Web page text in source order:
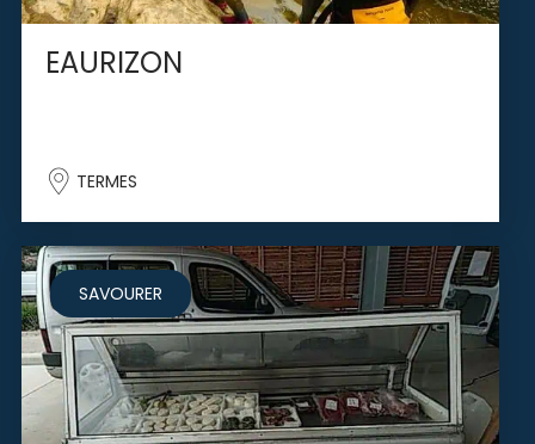
EAURIZON
TERMES
SAVOURER